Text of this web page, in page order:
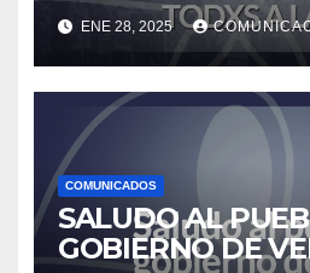
ENE 28, 2025
COMUNICADOS
SALUDO AL
GOBIERNO DE